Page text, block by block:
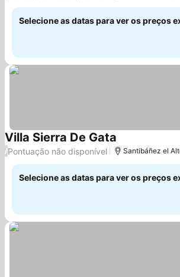
Selecione as datas para ver os preços
Villa Sierra De Gata
/Pontuação não disponível Santibáñez el
Selecione as datas para ver os preços